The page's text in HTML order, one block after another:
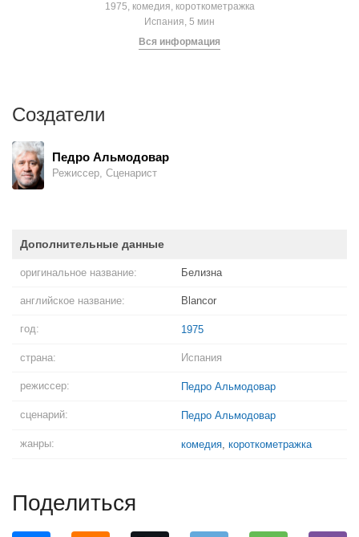
1975, комедия, короткометражка
Испания, 5 мин
Вся информация
Создатели
Педро Альмодовар
Режиссер, Сценарист
Дополнительные данные
оригинальное название: Белизна
английское название: Blancor
год: 1975
страна: Испания
режиссер: Педро Альмодовар
сценарий: Педро Альмодовар
жанры: комедия, короткометражка
Поделиться